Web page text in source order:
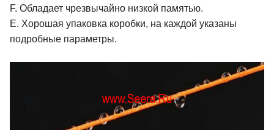
F. Обладает чрезвычайно низкой памятью.
E. Xорошая упаковка коробки, на каждой указаны
подробные параметры.